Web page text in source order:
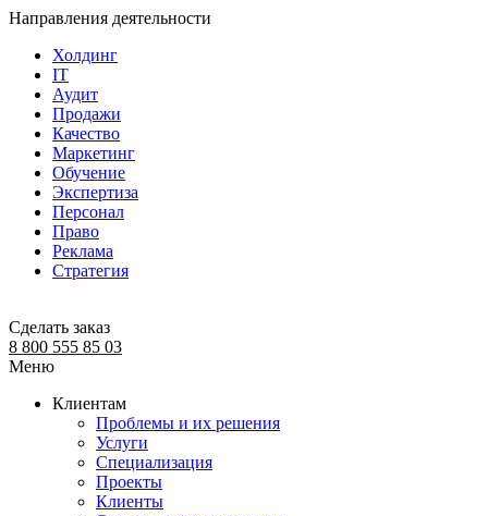
Направления деятельности
Холдинг
IT
Аудит
Продажи
Качество
Маркетинг
Обучение
Экспертиза
Персонал
Право
Реклама
Стратегия
Сделать заказ
8 800 555 85 03
Меню
Клиентам
Проблемы и их решения
Услуги
Специализация
Проекты
Клиенты